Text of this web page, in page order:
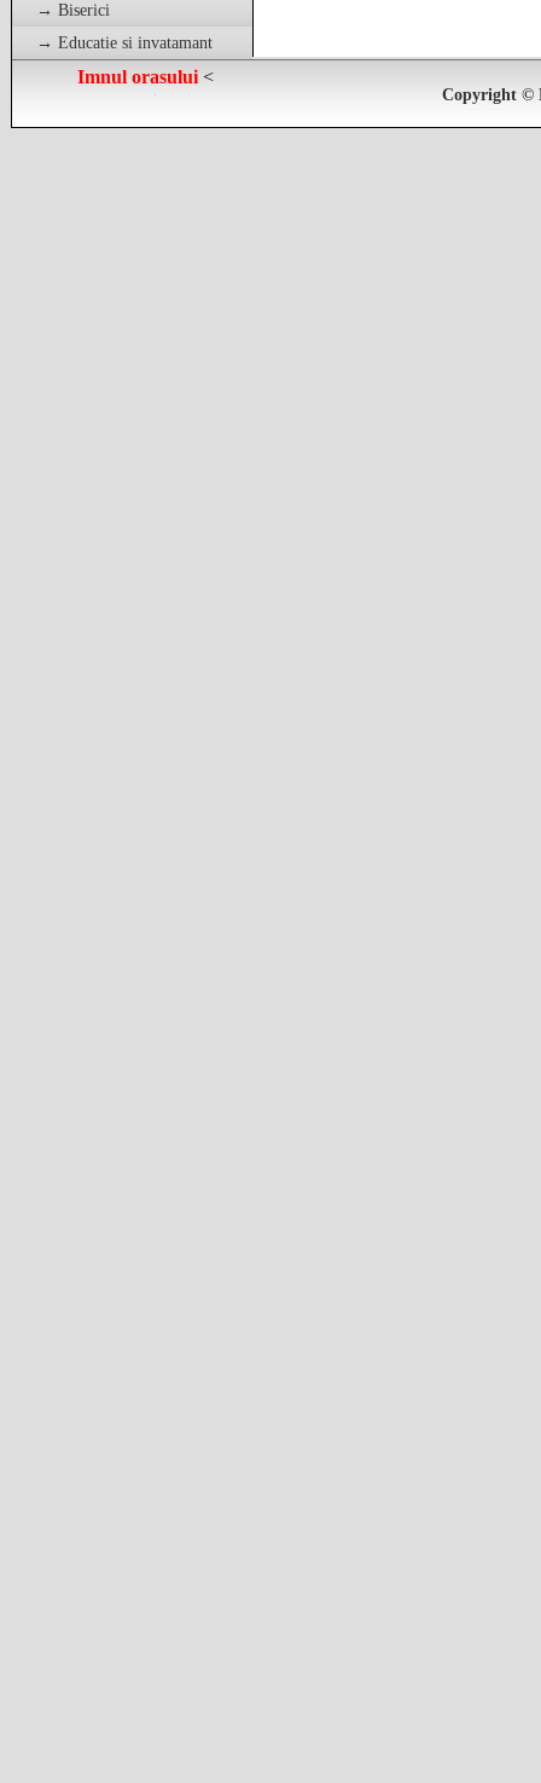
→ Biserici
→ Educatie si invatamant
Imnul orasului <
Copyright ©